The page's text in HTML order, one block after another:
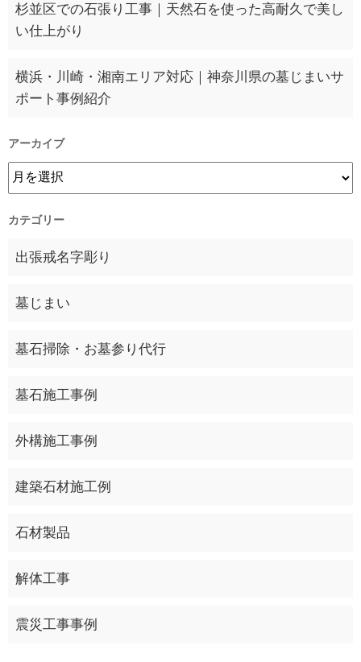
杉並区での石張り工事｜天然石を使った高耐久で美し
い仕上がり
横浜・川崎・湘南エリア対応｜神奈川県の墓じまいサ
ポート事例紹介
アーカイブ
カテゴリー
出張戒名字彫り
墓じまい
墓石掃除・お墓参り代行
墓石施工事例
外構施工事例
建築石材施工例
石材製品
解体工事
震災工事事例